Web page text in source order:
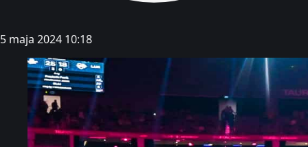
5 maja 2024 10:18